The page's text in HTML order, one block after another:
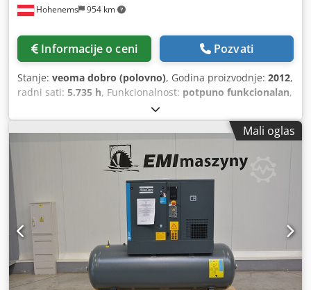
Hohenems 954 km
Informacije o ceni Pozvati
Stanje: veoma dobro (polovno), Godina proizvodnje: 2012,
radni sati: 5.735 h, Funkcionalnost: potpuno funkcionalan,
Kompresor sa vretenom, bez ulja, proizvođača Atlas Copco,
model ZR90. Snaga: 90 kW. Pritisak: 7,50 bara. Protok
vazduha: 14 m3/min. Godina proizvodnje: 2012.
Djdpfjzqvvajx Aklswa Radni sati: 5735.
Mali oglas